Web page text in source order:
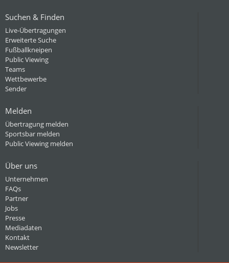
Suchen & Finden
Live-Übertragungen
Erweiterte Suche
Fußballkneipen
Public Viewing
Teams
Wettbewerbe
Sender
Melden
Übertragung melden
Sportsbar melden
Public Viewing melden
Über uns
Unternehmen
FAQs
Partner
Jobs
Presse
Mediadaten
Kontakt
Newsletter